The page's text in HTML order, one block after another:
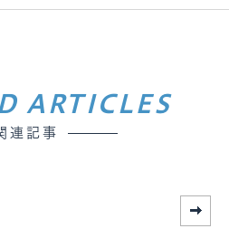
ARTICLES
連記事